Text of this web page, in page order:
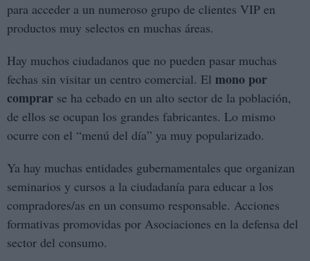
para acceder a un numeroso grupo de clientes VIP en
productos muy selectos en muchas áreas.
Hay muchos ciudadanos que no pueden pasar muchas
fechas sin visitar un centro comercial. El mono por
comprar se ha cebado en un alto sector de la población,
de ellos se ocupan los grandes fabricantes. Lo mismo
ocurre con el “menú del día” ya muy popularizado.
Ya hay muchas entidades gubernamentales que organizan
seminarios y cursos a la ciudadanía para educar a los
compradores/as en un consumo responsable. Acciones
formativas promovidas por Asociaciones en la defensa del
sector del consumo.